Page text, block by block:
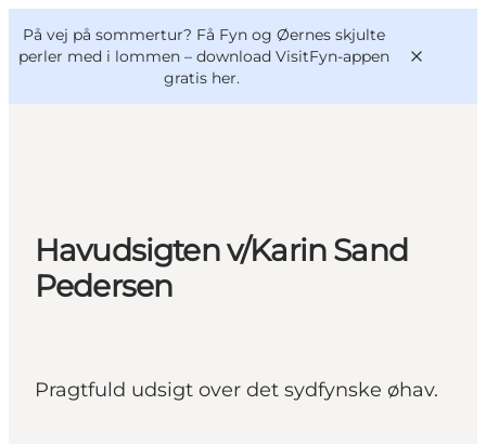
På vej på sommertur? Få Fyn og Øernes skjulte
perler med i lommen – download VisitFyn-appen
gratis her.
Oplevelser
Outdoor
Mad og drikke
VisitFyn
Deutsch
Havudsigten v/Karin Sand
Pedersen
Pragtfuld udsigt over det sydfynske øhav.